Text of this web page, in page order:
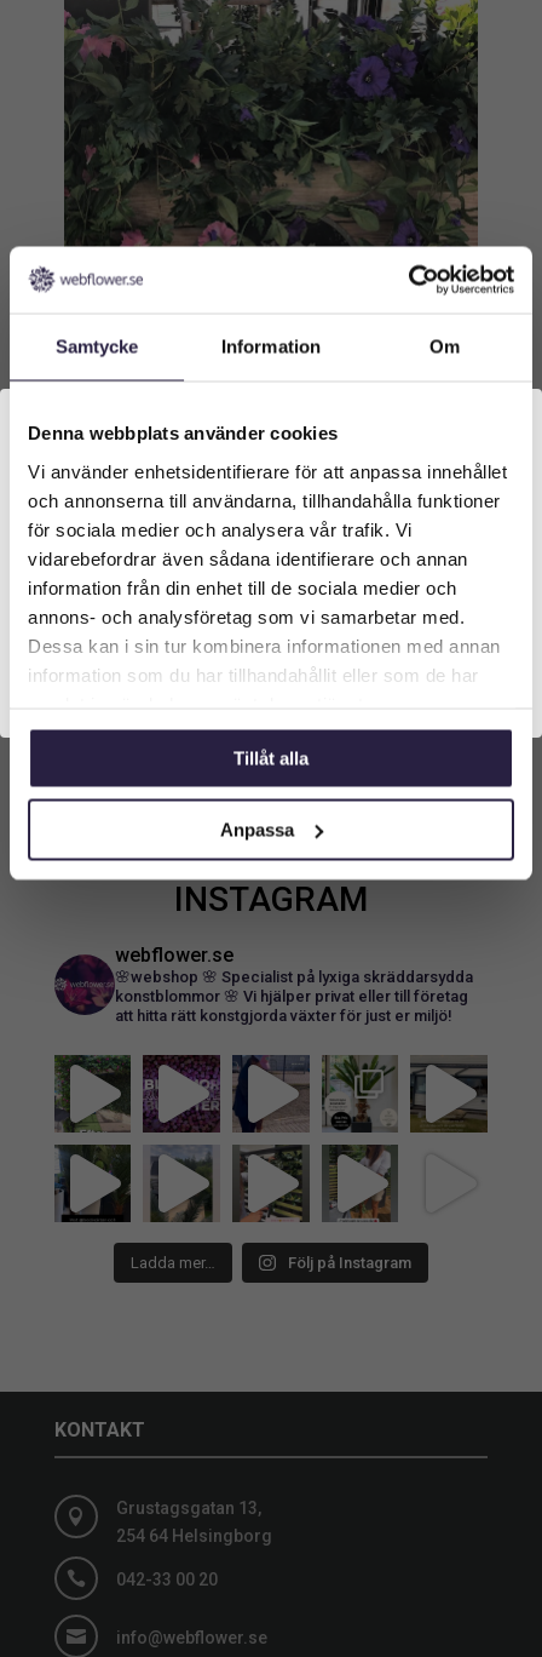
Samtycke Information Om
Denna webbplats använder cookies
Vi använder enhetsidentifierare för att anpassa innehållet
och annonserna till användarna, tillhandahålla funktioner
för sociala medier och analysera vår trafik. Vi
vidarebefordrar även sådana identifierare och annan
information från din enhet till de sociala medier och
annons- och analysföretag som vi samarbetar med.
Dessa kan i sin tur kombinera informationen med annan
information som du har tillhandahållit eller som de har
Tillåt alla
Anpassa
←Fler inspirerande referenser
WEBFLOWER.SE PÅ
INSTAGRAM
webflower.se
🌸webshop 🌸 Specialist på lyxiga skräddarsydda
konstblommor 🌸 Vi hjälper privat eller till företag
att hitta rätt konstgjorda växter för just er miljö!
Ladda mer… Följ på Instagram
KONTAKT

Grustagsgatan 13,
254 64 Helsingborg
 042-33 00 20
 info@webflower.se
Välkommen till Webflower
Vilken typ av kund är du? Du kan alltid justera ditt val
längst upp på sidan.
Företagskund (exkl. moms)
Privatkund (inkl. moms)